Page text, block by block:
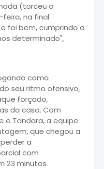
(torceu o
na final
foi bem, cumprindo a
determinado",
como
seu ritmo ofensivo,
forçado,
da casa. Com
e Tandara, a equipe
que chegou a
a
com
23 minutos.